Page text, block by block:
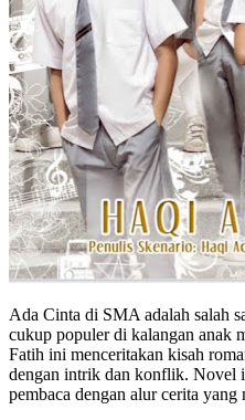
Ada Cinta di SMA adalah salah
cukup populer di kalangan anak
Fatih ini menceritakan kisah
dengan intrik dan konflik. Novel
pembaca dengan alur cerita